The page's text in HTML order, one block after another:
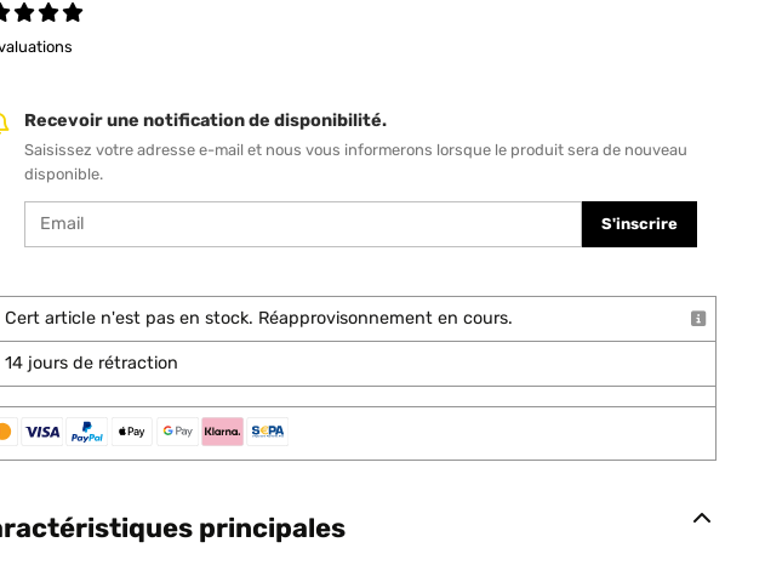
Recevoir une notification de disponibilité.
Saisissez votre adresse e-mail et nous vous informerons lorsque le produit sera de nouveau
disponible.
S'inscrire
Cert article n'est pas en stock. Réapprovisonnement en cours.
14 jours de rétraction
principales